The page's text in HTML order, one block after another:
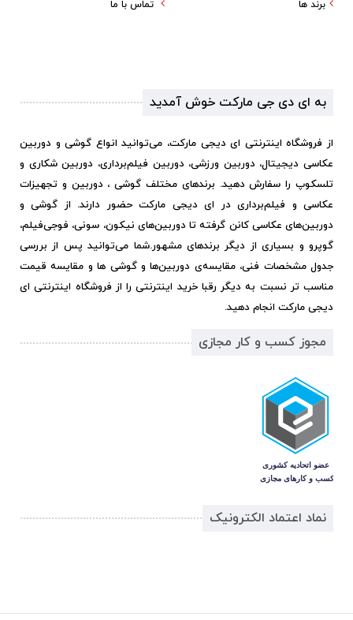
تماس با ما
برند ها
به ای دی جی مارکت خوش آمدید
از فروشگاه اینترنتی ای دیجی مارکت، می‌توانید انواع گوشی و دوربین
عکاسی دیجیتال، دوربین ورزشی، دوربین فیلم‌برداری، دوربین شکاری و
تلسکوپ را سفارش دهید. برندهای مختلف گوشی ، دوربین و تجهیزات
عکاسی و فیلم‌برداری در ای دیجی مارکت حضور دارند. از گوشی و
دوربین‌های عکاسی کانن گرفته تا دوربین‌های نیکون، سونی، فوجی‌فیلم،
گوپرو و بسیاری از دیگر برندهای مشهور.شما می‌توانید پس از بررسی
جدول مشخصات فنی، مقایسه‌ی دوربین‌ها و گوشی ها و مقایسه قیمت
مناسب تر نسبت به دیگر رقبا خرید اینترنتی را از فروشگاه اینترنتی ای
دیجی مارکت انجام دهید.
مجوز کسب و کار مجازی
نماد اعتماد الکترونیک